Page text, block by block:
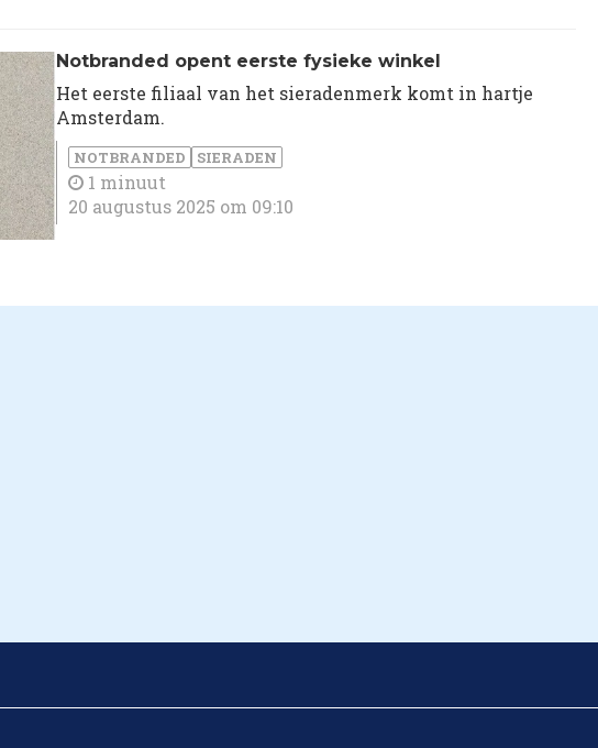
Notbranded opent eerste fysieke winkel
Het eerste filiaal van het sieradenmerk komt in hartje
Amsterdam.
NOTBRANDED SIERADEN
1 minuut
20 augustus 2025 om 09:10